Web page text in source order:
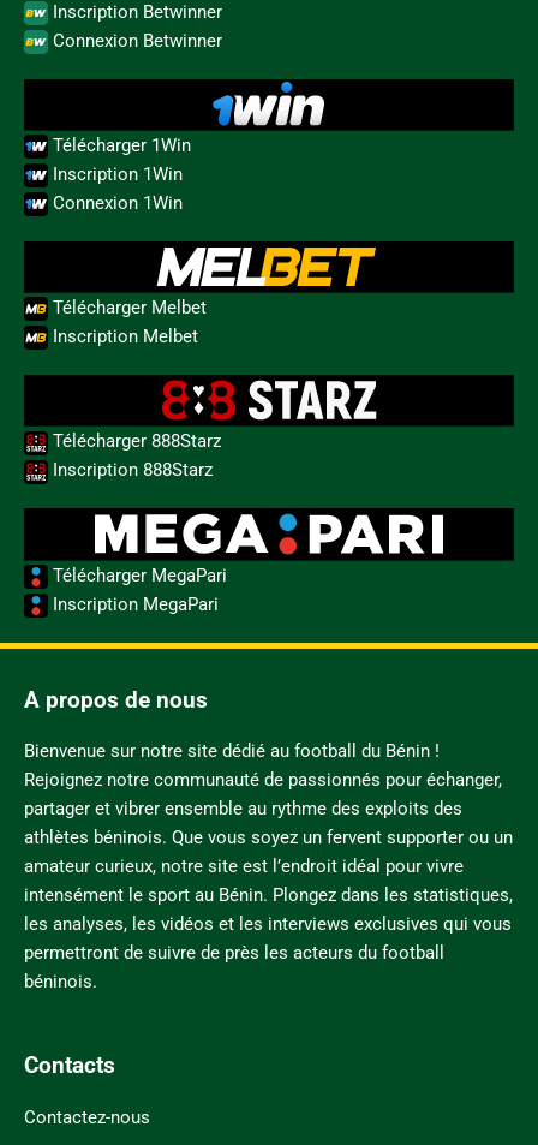
Inscription Betwinner
Connexion Betwinner
Télécharger 1Win
Inscription 1Win
Connexion 1Win
Télécharger Melbet
Inscription Melbet
Télécharger 888Starz
Inscription 888Starz
Télécharger MegaPari
Inscription MegaPari
A propos de nous
Bienvenue sur notre site dédié au football du Bénin !
Rejoignez notre communauté de passionnés pour échanger,
partager et vibrer ensemble au rythme des exploits des
athlètes béninois. Que vous soyez un fervent supporter ou un
amateur curieux, notre site est l’endroit idéal pour vivre
intensément le sport au Bénin. Plongez dans les statistiques,
les analyses, les vidéos et les interviews exclusives qui vous
permettront de suivre de près les acteurs du football
béninois.
Contacts
Contactez-nous